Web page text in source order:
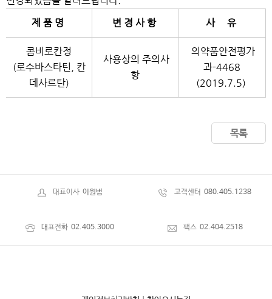
제 품 명
변 경 사 항 사 유
콤비로칸정
(로수바스타틴, 칸
데사르탄)
사용상의 주의사
항
의약품안전평가
과-4468
(2019.7.5)
목록
대표이사 이원범 고객센터 080.405.1238
대표전화 02.405.3000 팩스 02.404.2518